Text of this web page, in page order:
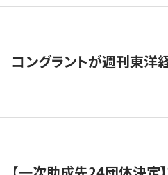
コングラントが週刊東洋